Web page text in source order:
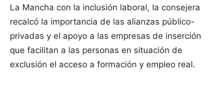
La Mancha con la inclusión laboral, la consejera
recalcó la importancia de las alianzas público-
privadas y el apoyo a las empresas de inserción
que facilitan a las personas en situación de
exclusión el acceso a formación y empleo real.